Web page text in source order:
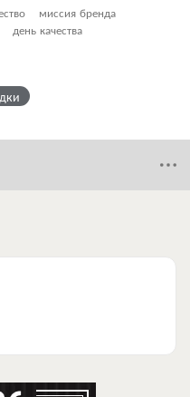
миссия бренда
день качества